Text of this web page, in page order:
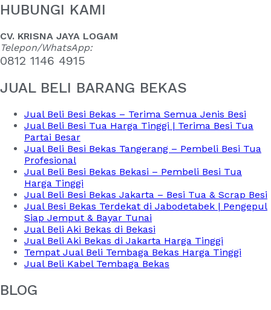
HUBUNGI KAMI
CV. KRISNA JAYA LOGAM
Telepon/WhatsApp:
0812 1146 4915
JUAL BELI BARANG BEKAS
Jual Beli Besi Bekas – Terima Semua Jenis Besi
Jual Beli Besi Tua Harga Tinggi | Terima Besi Tua
Partai Besar
Jual Beli Besi Bekas Tangerang – Pembeli Besi Tua
Profesional
Jual Beli Besi Bekas Bekasi – Pembeli Besi Tua
Harga Tinggi
Jual Beli Besi Bekas Jakarta – Besi Tua & Scrap Besi
Jual Besi Bekas Terdekat di Jabodetabek | Pengepul
Siap Jemput & Bayar Tunai
Jual Beli Aki Bekas di Bekasi
Jual Beli Aki Bekas di Jakarta Harga Tinggi
Tempat Jual Beli Tembaga Bekas Harga Tinggi
Jual Beli Kabel Tembaga Bekas
BLOG